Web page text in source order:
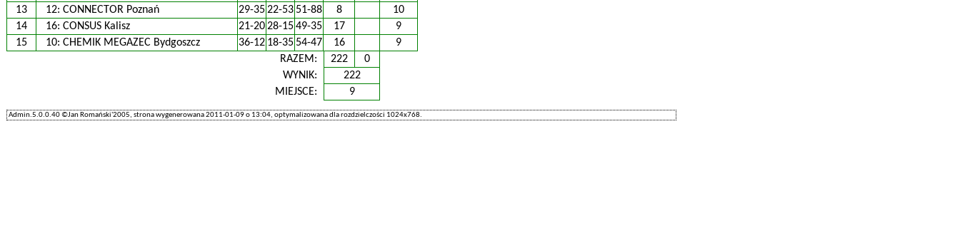
13
12: CONNECTOR Poznań 29-3522-53 51-88 8
10
14
16: CONSUS Kalisz 21-2028-1549-35 17
9
15
10: CHEMIK MEGAZEC Bydgoszcz 36-12 18-35 54-47 16
9
RAZEM:
222
0
WYNIK:
222
MIEJSCE:
9
Admin.5.0.0.40 ©Jan Romański'2005, strona wygenerowana 2011-01-09 o 13:04, optymalizowana dla rozdzielczości 1024x768.